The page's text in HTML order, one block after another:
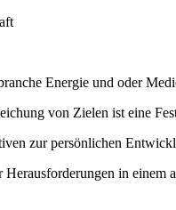
Energie und oder
von Zielen ist eine
zur persönlichen
in